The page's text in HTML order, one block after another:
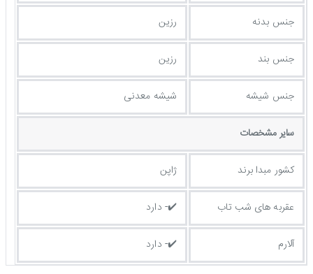
جنس بدنه رزین
جنس بند رزین
جنس شیشه شیشه معدنی
ساير مشخصات
کشور مبدا برند ژاپن
عقربه های شب تاب ✔️- دارد
آلارم ✔️- دارد